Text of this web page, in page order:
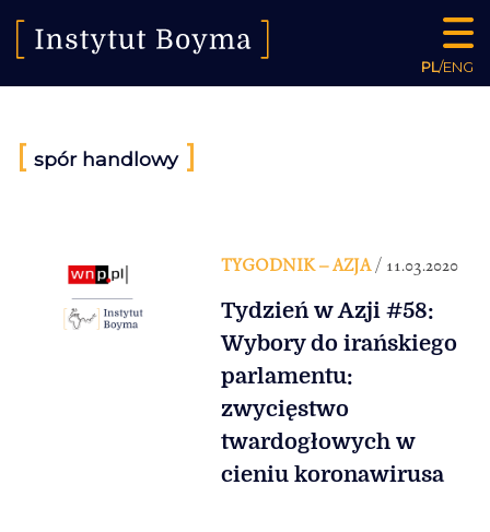
PL/ENG
[ spór handlowy]
TYGODNIK – AZJA/ 11.03.2020
Tydzień w Azji #58:
Wybory do irańskiego
parlamentu:
zwycięstwo
twardogłowych w
cieniu koronawirusa